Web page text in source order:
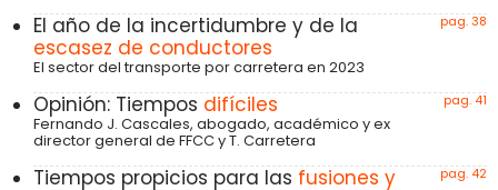
El año de la incertidumbre y de la
escasez de conductores
El sector del transporte por carretera en 2023
pag. 38
Opinión: Tiempos difíciles
Fernando J. Cascales, abogado, académico y ex
director general de FFCC y T. Carretera
pag. 41
Tiempos propicios para las fusiones y
pag. 42